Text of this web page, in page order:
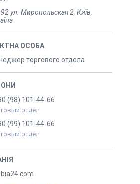
ул. Миропольская 2, Київ,
торгового отдела
(98) 101-44-66
отдел
(99) 101-44-66
отдел